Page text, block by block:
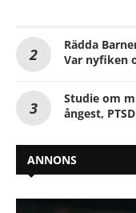
Rädda
Var nyfiken
Studie om
ångest,
ANNONS